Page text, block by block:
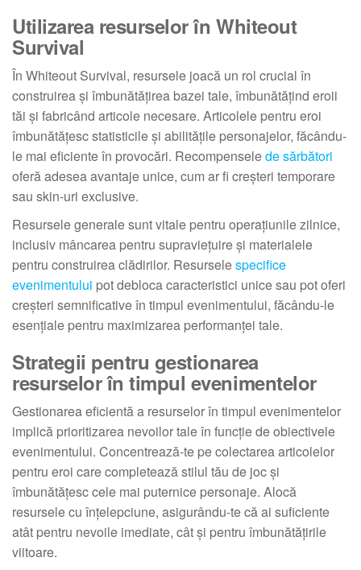
Utilizarea resurselor în Whiteout
Survival
În Whiteout Survival, resursele joacă un rol crucial în
construirea și îmbunătățirea bazei tale, îmbunătățind eroii
tăi și fabricând articole necesare. Articolele pentru eroi
îmbunătățesc statisticile și abilitățile personajelor, făcându-
le mai eficiente în provocări. Recompenselede sărbători
oferă adesea avantaje unice, cum ar fi creșteri temporare
sau skin-uri exclusive.
Resursele generale sunt vitale pentru operațiunile zilnice,
inclusiv mâncarea pentru supraviețuire și materialele
pentru construirea clădirilor. Resurselespecifice
evenimentului pot debloca caracteristici unice sau pot oferi
creșteri semnificative în timpul evenimentului, făcându-le
esențiale pentru maximizarea performanței tale.
Strategii pentru gestionarea
resurselor în timpul evenimentelor
Gestionarea eficientă a resurselor în timpul evenimentelor
implică prioritizarea nevoilor tale în funcție de obiectivele
evenimentului. Concentrează-te pe colectarea articolelor
pentru eroi care completează stilul tău de joc și
îmbunătățesc cele mai puternice personaje. Alocă
resursele cu înțelepciune, asigurându-te că ai suficiente
atât pentru nevoile imediate, cât și pentru îmbunătățirile
viitoare.